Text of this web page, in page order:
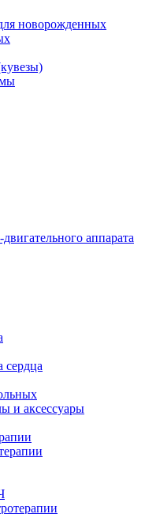
новорожденных
аппарата
сердца
и аксессуары